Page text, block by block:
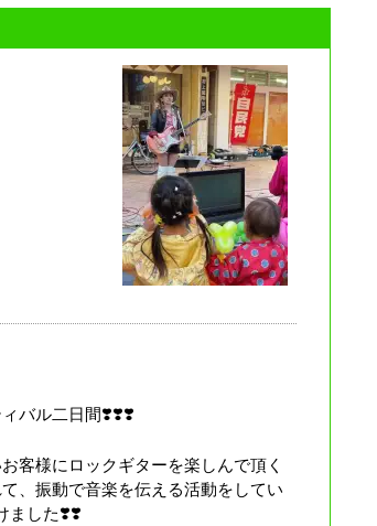
バル二日間❣️❣️❣️
客様にロックギターを楽しんで頂く
、振動で音楽を伝える活動をしてい
ました❣️❣️